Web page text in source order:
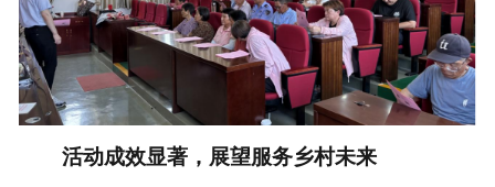
活动成效显著，展望服务乡村未来